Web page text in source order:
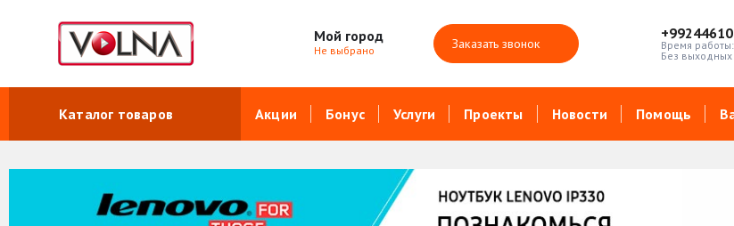
Мой город
Не выбрано Заказать звонок
Время
Без выходных
Каталог товаров Акции Бонус Услуги Проекты Новости Помощь